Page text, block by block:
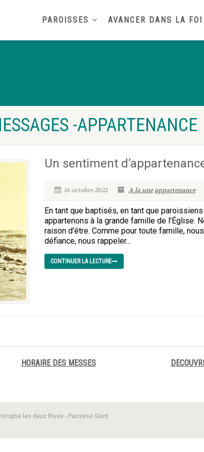
PAROISSES AVANCER DANS LA FOI
-APPARTENANCE
Un sentiment
16 octobre 2022 A la une appartenance
En tant que baptisés, en tant que
appartenons à la grande famille de l’Église.
raison d’être. Comme pour toute famille,
défiance, nous rappeler...
CONTINUER LA LECTURE
HORAIRE DES MESSES
les deux Rives - Paroisse Saint